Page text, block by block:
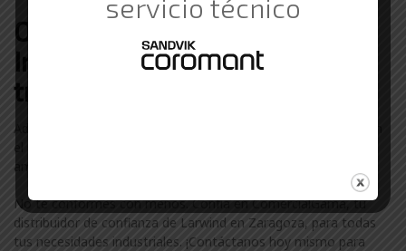
Otras marcas de Suministros
Industriales con las que
trabajamos en Zaragoza
Además de Larwind, colaboramos con otras marcas líderes en
el sector industrial en Zaragoza. Descubre más sobre nuestra
amplia gama de marcas visitando nuestra
No te conformes con menos. Confía en ComercialGama, tu
distribuidor de confianza de Larwind en Zaragoza, para todas
tus necesidades industriales. ¡Contáctanos hoy mismo para
servicio técnico